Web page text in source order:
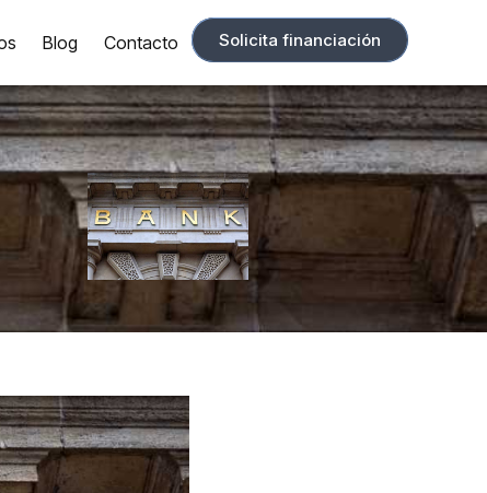
Blog Contacto Solicita financiación